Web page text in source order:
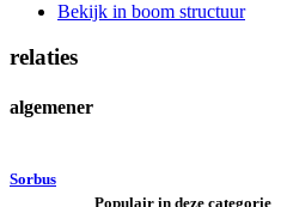
Bekijk in boom structuur
relaties
algemener
Sorbus
Populair in deze categorie